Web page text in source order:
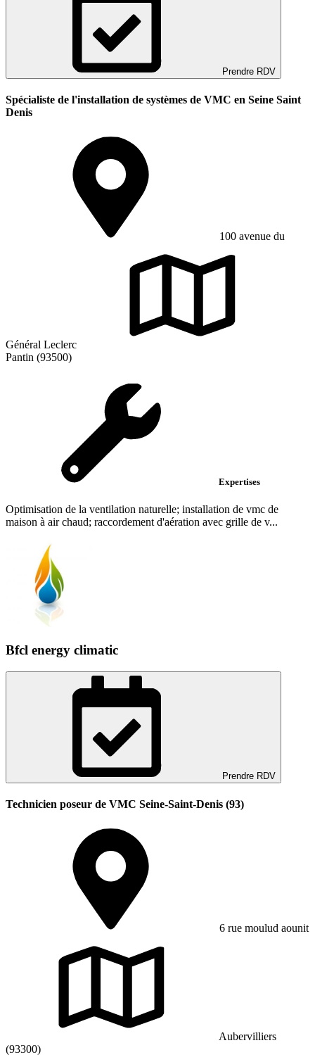
Prendre RDV
Spécialiste de l'installation de systèmes de VMC en Seine Saint
Denis
100 avenue du
Général Leclerc
Pantin (93500)
Expertises
Optimisation de la ventilation naturelle; installation de vmc de
maison à air chaud; raccordement d'aération avec grille de v...
Bfcl energy climatic
Prendre RDV
Technicien poseur de VMC Seine-Saint-Denis (93)
6 rue moulud aounit
Aubervilliers
(93300)